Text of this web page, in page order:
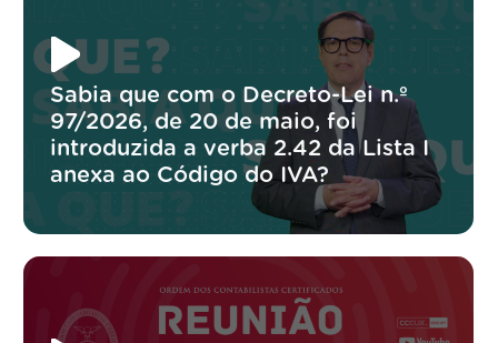
Sabia que com o Decreto-Lei n.º
97/2026, de 20 de maio, foi
introduzida a verba 2.42 da Lista I
anexa ao Código do IVA?